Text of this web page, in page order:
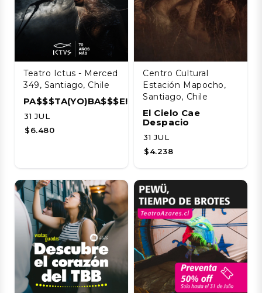
Teatro Ictus - Merced
349, Santiago, Chile
PA$$$TA(YO)BA$$$E!!!!
31 JUL
$6.480
Centro Cultural
Estación Mapocho,
Santiago, Chile
El Cielo Cae
Despacio
31 JUL
$4.238